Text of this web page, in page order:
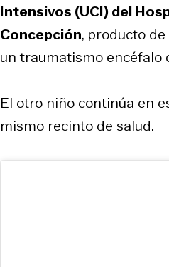
Intensivos (UCI) del
Concepción, producto
un traumatismo encéfalo
El otro niño continúa en
mismo recinto de salud.